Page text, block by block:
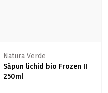
Natura Verde
Săpun lichid bio Frozen II
250ml